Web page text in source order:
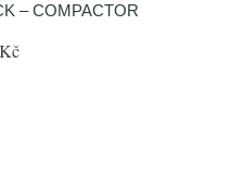
– COMPACTOR